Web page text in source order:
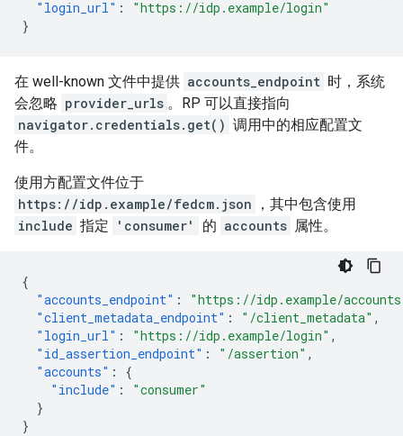
"login_url" :
"https://idp.example/login"
}
在 well-known 文件中提供 accounts_endpoint 时，系统
会忽略 provider_urls 。RP 可以直接指向
navigator.credentials.get() 调用中的相应配置文
件。
使用方配置文件位于
https://idp.example/fedcm.json
，其中包含使用
include 指定 'consumer' 的 accounts 属性。
{
"accounts_endpoint" :
"https://idp.example/
"client_metadata_endpoint" : "/client_metadata" ,
"login_url" : "https://idp.example/login" ,
"id_assertion_endpoint" : "/assertion" ,
"accounts" :
{
"include" :
"consumer"
}
}